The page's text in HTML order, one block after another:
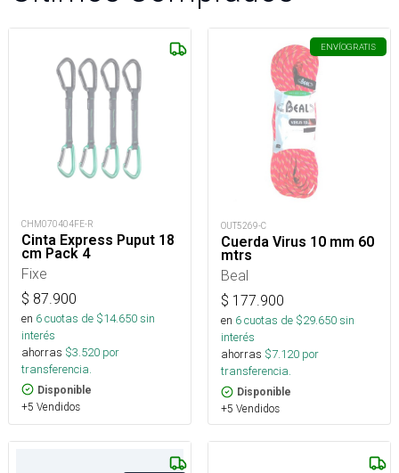
CHM070404FE-R
Cinta Express Puput 18
cm Pack 4
Fixe
$ 87.900
en 6cuotas de $14.650sin
interés
ahorras $3.520 por
transferencia.
Disponible
+5 Vendidos
ENVÍOGRATIS
OUT5269-C
Cuerda Virus 10 mm 60
mtrs
Beal
$ 177.900
en 6cuotas de $29.650sin
interés
ahorras $7.120 por
transferencia.
Disponible
+5 Vendidos